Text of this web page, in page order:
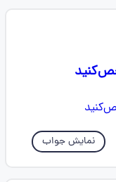
نمایش جواب